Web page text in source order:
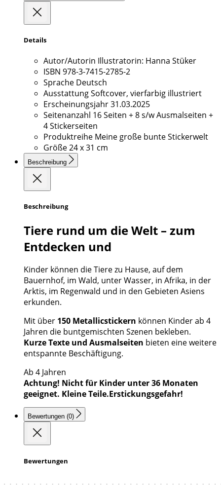
Details
Autor/Autorin Illustratorin: Hanna Stüker
ISBN 978-3-7415-2785-2
Sprache Deutsch
AusstattungSoftcover, vierfarbig illustriert
Erscheinungsjahr31.03.2025
Seitenanzahl 16 Seiten + 8 s/w Ausmalseiten +
4 Stickerseiten
Produktreihe Meine große bunte Stickerwelt
Größe24 x 31 cm
Beschreibung
Beschreibung
Tiere rund um die Welt – zum
Entdecken und
Kinder können die Tiere zu Hause, auf dem
Bauernhof, im Wald, unter Wasser, in Afrika, in der
Arktis, im Regenwald und in den Gebieten Asiens
erkunden.
Mit über 150 Metallicstickern können Kinder ab 4
Jahren die buntgemischten Szenen bekleben.
Kurze Texte und Ausmalseiten bieten eine weitere
entspannte Beschäftigung.
Ab 4 Jahren
Achtung! Nicht für Kinder unter 36 Monaten
geeignet. Kleine Teile.Erstickungsgefahr!
Bewertungen (0)
Bewertungen